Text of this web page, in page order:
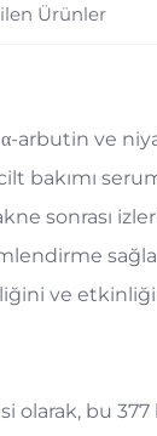
Ürünler
α-arbutin ve
bakımı
sonrası izleri
ve
bu 377